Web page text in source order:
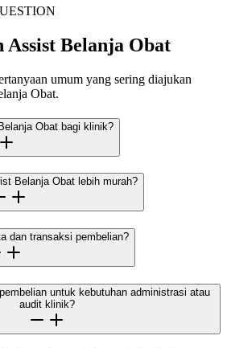
Assist Belanja Obat
umum yang sering diajukan
Obat.
Obat bagi klinik?
Belanja Obat lebih murah?
dan transaksi pembelian?
untuk kebutuhan administrasi atau
audit klinik?